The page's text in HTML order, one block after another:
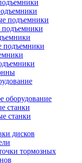
подъемники
подъемники
станки
станки
дисков
тормозных